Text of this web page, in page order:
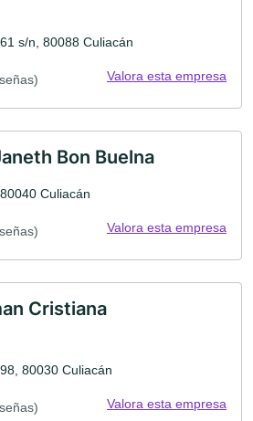
s/n, 80088 Culiacán
Valora esta empresa
Bon Buelna
Culiacán
Valora esta empresa
Cristiana
80030 Culiacán
Valora esta empresa